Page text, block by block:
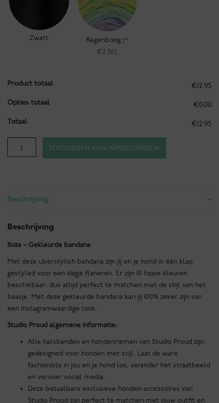
Zwart Regenboog (+
€2.50)
Product totaal €12.95
Opties totaal €0.00
Totaal €12.95
Dalias
Oranje
TOEVOEGEN AAN WINKELWAGEN
Beschrijving
Beschrijving
Ibiza – Gekleurde bandana
Met deze uberstylish bandana zijn jij en je hond in één klap
gestyled voor een dagje flaneren. Er zijn 10 hippe kleuren
beschikbaar, dus altijd perfect te matchen met de stijl van het
baasje. Met deze gekleurde bandana kan jij 100% zeker zijn van
een instagramwaardige look.
Studio Proud algemene informatie:
Alle halsbanden en hondenriemen van Studio Proud zijn
gedesigned voor honden met stijl. Laat de ware
fashionista in jou en je hond los, verander het straatbeeld
en verover social media.
Deze betaalbare exclusieve honden accessoires van
Studio Proud zijn perfect te matchen met jouw outfit en